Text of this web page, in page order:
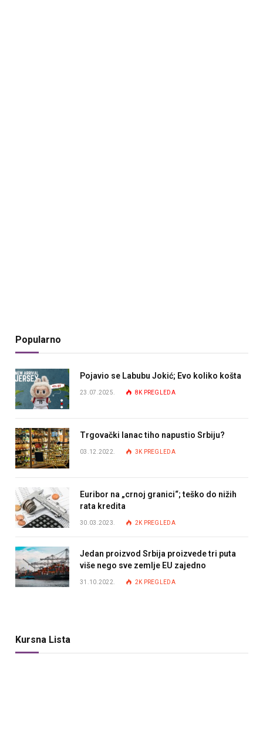
Popularno
Pojavio se Labubu Jokić; Evo koliko košta
23.07.2025. 8K PREGLEDA
Trgovački lanac tiho napustio Srbiju?
03.12.2022. 3K PREGLEDA
Euribor na „crnoj granici“; teško do nižih
rata kredita
30.03.2023. 2K PREGLEDA
Jedan proizvod Srbija proizvede tri puta
više nego sve zemlje EU zajedno
31.10.2022. 2K PREGLEDA
Kursna Lista